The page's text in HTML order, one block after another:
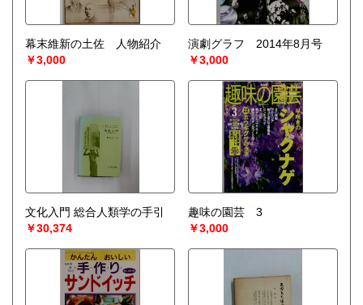
幕末維新の土佐 人物紹介
￥3,000
演劇グラフ 2014年8月号
￥3,000
文化入門 総合人類学の手引
￥30,374
趣味の園芸 3
￥3,000